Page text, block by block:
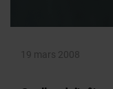
19 mars 2008